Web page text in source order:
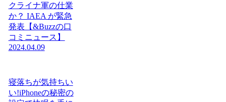
クライナ軍の仕業
か？ IAEA が緊急
発表【&Buzzの口
コミニュース】
2024.04.09
寝落ちが気持ちい
い!iPhoneの秘密の